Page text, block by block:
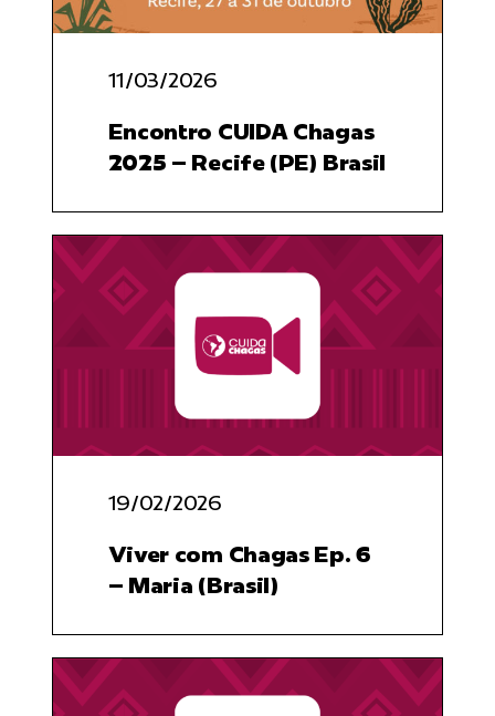
11/03/2026
Encontro CUIDA Chagas
2025 – Recife (PE) Brasil
19/02/2026
Viver com Chagas Ep. 6
– Maria (Brasil)